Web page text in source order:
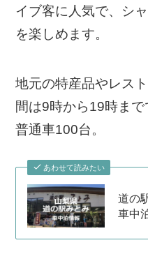
イブ客に人気で、シ
を楽しめます。
地元の特産品やレス
間は9時から19時まで
普通車100台。
あわせて読みたい
道の
車中